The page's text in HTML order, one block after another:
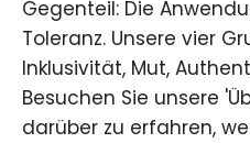
Gegenteil: Die
Toleranz. Unsere vier
Inklusivität, Mut,
Besuchen Sie unsere
darüber zu erfahren,